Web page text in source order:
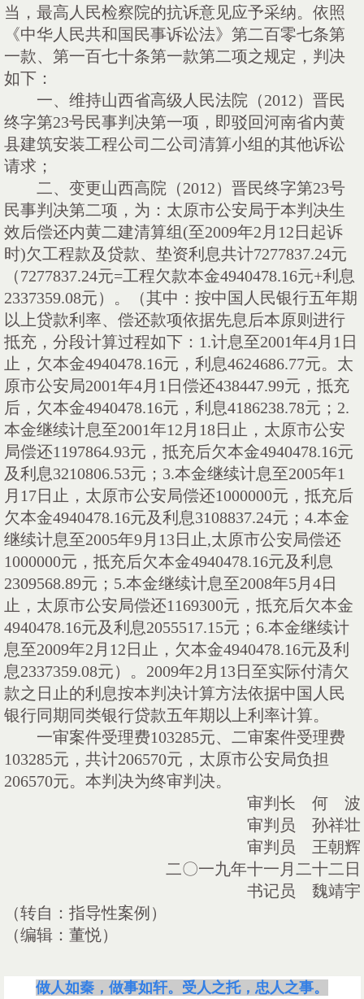
当，最高人民检察院的抗诉意见应予采纳。依照
《中华人民共和国民事诉讼法》第二百零七条第
一款、第一百七十条第一款第二项之规定，判决
如下：
一、 维持山西省高级人民法院（2012）晋民
终字第23号民事判决第一项，即驳回河南省内黄
县建筑安装工程公司二公司清算小组的其他诉讼
请求；
二、 变更山西高院（2012）晋民终字第23号
民事判决第二项，为：太原市公安局于本判决生
效后偿还内黄二建清算组 (至2009年2 月 12 日起诉
时)欠工程款及贷款、垫资利息共计7277837.24元
（7277837.24元=工程欠款本金4940478.16元+利息
2337359.08元）。（其中：按中国人民银行五年期
以上贷款利率、偿还款项依据先息后本原则进行
抵充，分段计算过程如下： 1.计息至2001年4月 1 日
止，欠本金4940478.16元，利息4624686.77元。太
原市公安局2001年4月 1 日偿还438447.99元，抵充
后，欠本金4940478.16元，利息4186238.78元； 2.
本金继续计息至2001年12 月 18日止，太原市公安
局偿还1197864.93元，抵充后欠本金4940478.16元
及利息3210806.53元； 3.本金继续计息至2005年1
月 17日止，太原市公安局偿还1000000元，抵充后
欠本金4940478.16元及利息3108837.24元； 4.本金
继续计息至2005年9月 13日止,太原市公安局偿还
1000000元，抵充后欠本金4940478.16元及利息
2309568.89元； 5.本金继续计息至2008年5月 4日
止，太原市公安局偿还1169300元，抵充后欠本金
4940478.16元及利息2055517.15元； 6.本金继续计
息至2009年2 月 12 日止，欠本金4940478.16元及利
息2337359.08元）。 2009年2 月 13日至实际付清欠
款之日止的利息按本判决计算方法依据中国人民
银行同期同类银行贷款五年期以上利率计算。
一审案件受理费103285元、二审案件受理费
103285元，共计206570元，太原市公安局负担
206570元。本判决为终审判决。
审判长 何 波
审判员 孙祥壮
审判员 王朝辉
二〇一九年十一月二十二日
书记员 魏靖宇
（转自：指导性案例）
（编辑：董悦）
做人如秦，做事如轩。受人之托，忠人之事。